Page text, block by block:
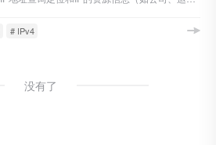
# IPv4
没有了